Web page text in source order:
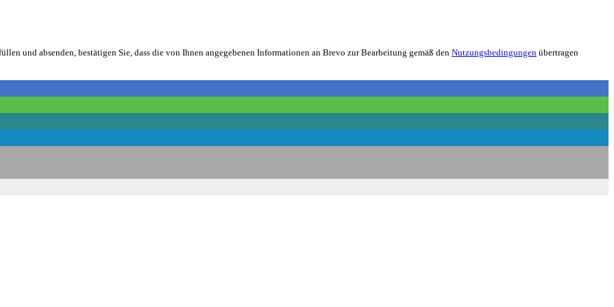
und absenden, bestätigen Sie, dass die von Ihnen angegebenen Informationen an Brevo zur Bearbeitung gemäß den Nutzungsbedingungen übertragen